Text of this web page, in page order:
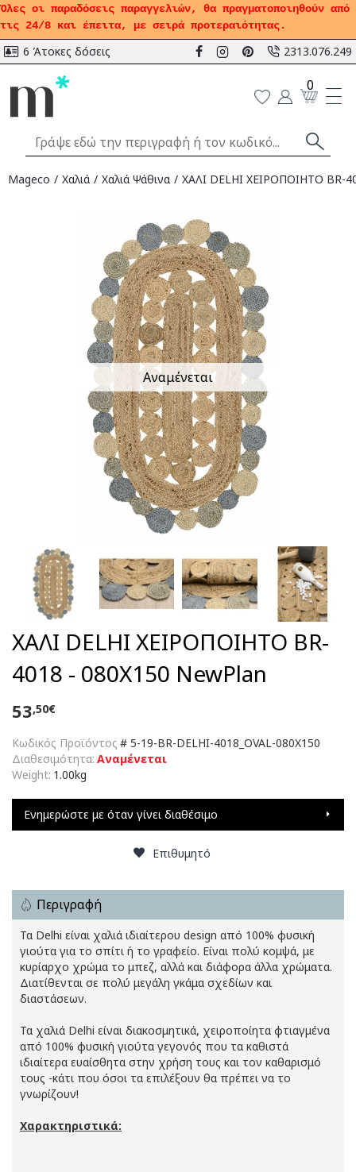
Όλες οι παραδόσεις παραγγελιών, θα πραγματοποιηθούν από
τις 24/8 και έπειτα, με σειρά προτεραιότητας.
6 Άτοκες δόσεις 2313.076.249
0
Mageco Χαλιά Χαλιά Ψάθινα ΧΑΛΙ DELHI ΧΕΙΡΟΠΟΙΗΤΟ BR-
Αναμένεται
ΧΑΛΙ DELHI ΧΕΙΡΟΠΟΙΗΤΟ BR-
4018 - 080X150 NewPlan
Κωδικός Προϊόντος # 5-19-BR-DELHI-4018_OVAL-080X150
Διαθεσιμότητα: Αναμένεται
Weight: 1.00kg
53,50€
Ενημερώστε με όταν γίνει διαθέσιμο
Επιθυμητό
Περιγραφή
Τα Delhi είναι χαλιά ιδιαίτερου design από 100% φυσική
γιούτα για το σπίτι ή το γραφείο. Είναι πολύ κομψά, με
κυρίαρχο χρώμα το μπεζ, αλλά και διάφορα άλλα χρώματα.
Διατίθενται σε πολύ μεγάλη γκάμα σχεδίων και
διαστάσεων.
Τα χαλιά Delhi είναι διακοσμητικά, χειροποίητα φτιαγμένα
από 100% φυσική γιούτα γεγονός που τα καθιστά
ιδιαίτερα ευαίσθητα στην χρήση τους και τον καθαρισμό
τους -κάτι που όσοι τα επιλέξουν θα πρέπει να το
γνωρίζουν!
Χαρακτηριστικά: